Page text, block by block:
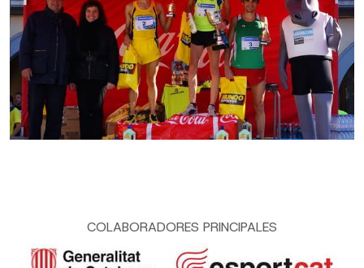
COLABORADORES PRINCIPALES